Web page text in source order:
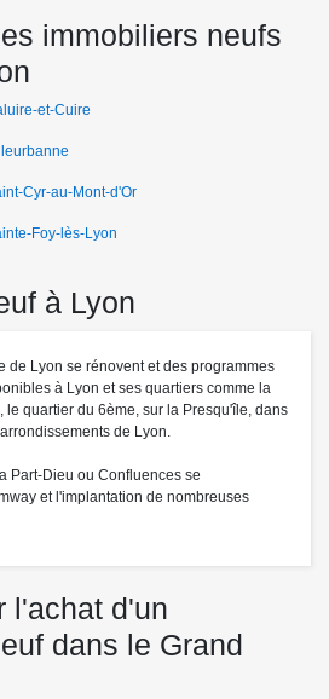
immobiliers neufs
et-Cuire
Cyr-au-Mont-d'Or
Foy-lès-Lyon
à Lyon
de Lyon se rénovent et des programmes
à Lyon et ses quartiers comme la
le quartier du 6ème, sur la Presqu'île, dans
de Lyon.
Part-Dieu ou Confluences se
et l'implantation de nombreuses
l'achat d'un
dans le Grand